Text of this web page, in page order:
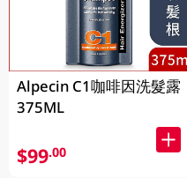
Alpecin C1咖啡因洗髮露
375ML
$99.00